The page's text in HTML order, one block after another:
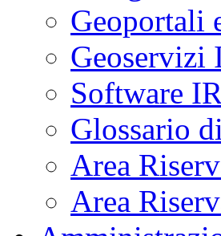
Geoportali
Geoservizi
Software
Glossario
Area
Area